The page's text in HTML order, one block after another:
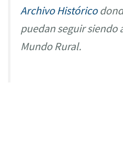
Archivo Histórico
puedan seguir siendo
Mundo Rural.